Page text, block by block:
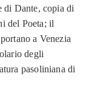
di Dante, copia di
del Poeta; il
a Venezia
degli
pasoliniana di